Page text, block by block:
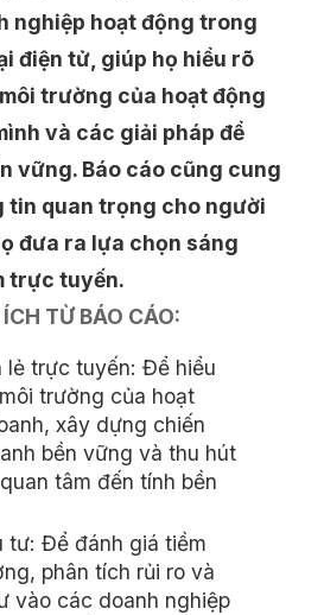
nghiệp hoạt động trong
điện tử, giúp họ hiểu rõ
trường của hoạt động
và các giải pháp để
vững. Báo cáo cũng cung
tin quan trọng cho người
đưa ra lựa chọn sáng
trực tuyến.
TỪ BÁO CÁO:
lẻ trực tuyến: Để hiểu
trường của hoạt
xây dựng chiến
bền vững và thu hút
tâm đến tính bền
tư: Để đánh giá tiềm
phân tích rủi ro và
vào các doanh nghiệp